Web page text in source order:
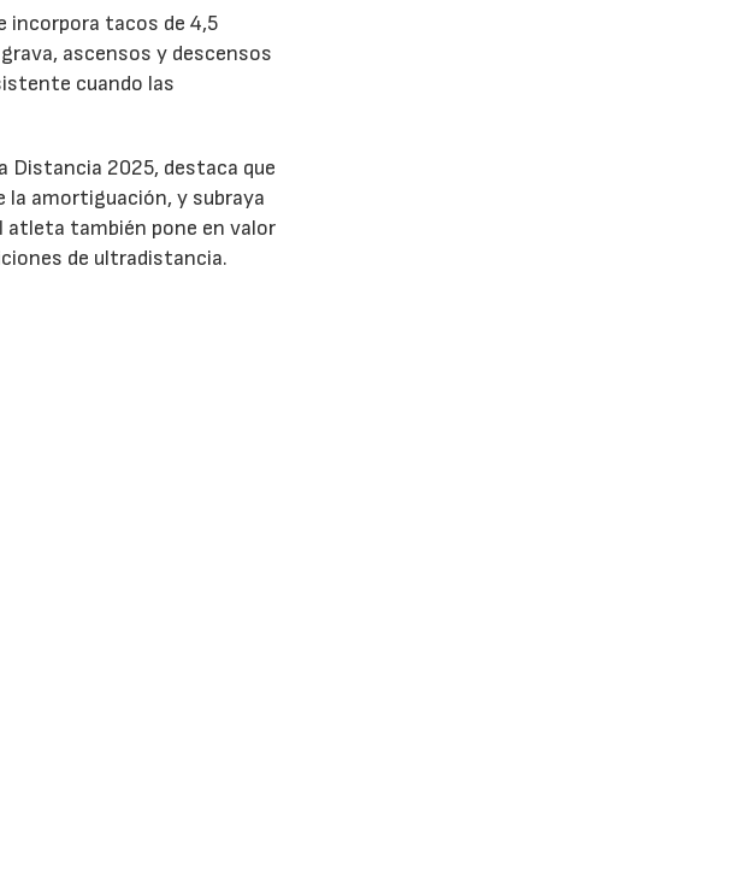
incorpora tacos de 4,5
ascensos y descensos
cuando las
Distancia 2025, destaca que
la amortiguación, y subraya
atleta también pone en valor
de ultradistancia.